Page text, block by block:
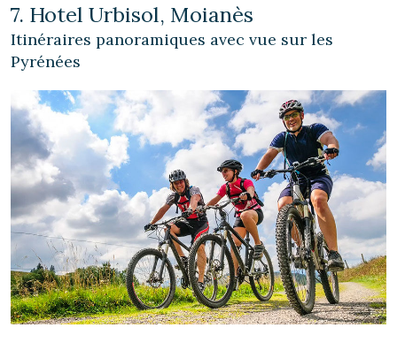
7. Hotel Urbisol, Moianès
Itinéraires panoramiques avec vue sur les
Pyrénées